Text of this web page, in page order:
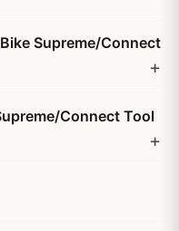
Supreme/Connect
Connect Tool